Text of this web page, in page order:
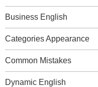
Business English
Categories Appearance
Common Mistakes
Dynamic English